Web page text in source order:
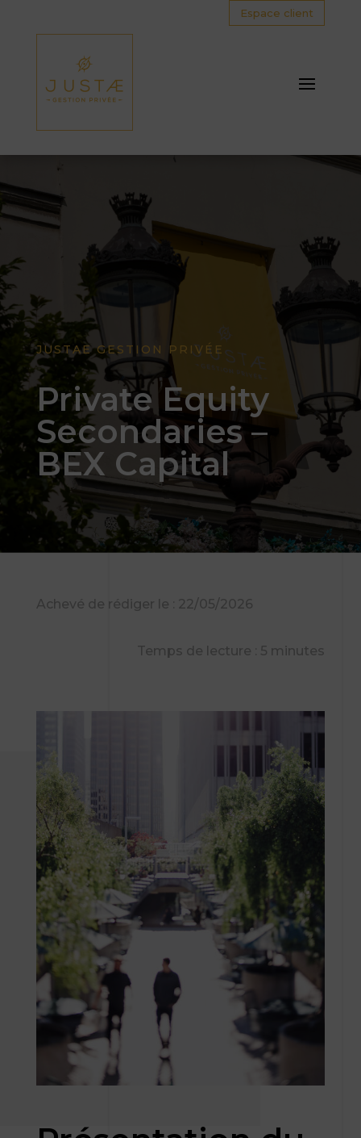
Espace client
JUSTAE GESTION PRIVÉE
Private Equity
Secondaries –
BEX Capital
Achevé de rédiger le : 22/05/2026
Temps de lecture : 5 minutes